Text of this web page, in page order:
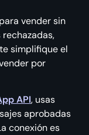
vender sin
simplifique el
por
API, usas
aprobadas
conexión es